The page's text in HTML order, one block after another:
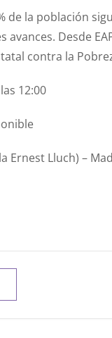
de la población
avances. Desde
contra la
12:00
Ernest Lluch) –